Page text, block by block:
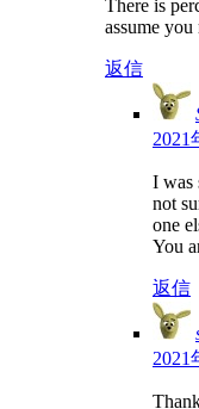
There is
assume
返信
2021
I was
not
one
You
返信
2021